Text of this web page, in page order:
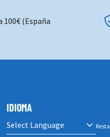
100€ (España
IDIOMA